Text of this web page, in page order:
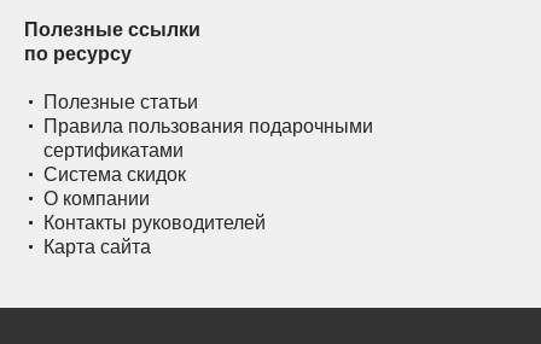
Полезные ссылки
по ресурсу
Полезные статьи
Правила пользования подарочными
сертификатами
Система скидок
О компании
Контакты руководителей
Карта сайта